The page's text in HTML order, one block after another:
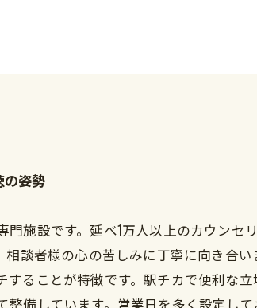
の姿勢
施設です。延べ1万人以上のカウンセ
談者様の心の苦しみに丁寧に向き合い
ることが特徴です。駅チカで便利な立
備しています。営業日を多く設定して